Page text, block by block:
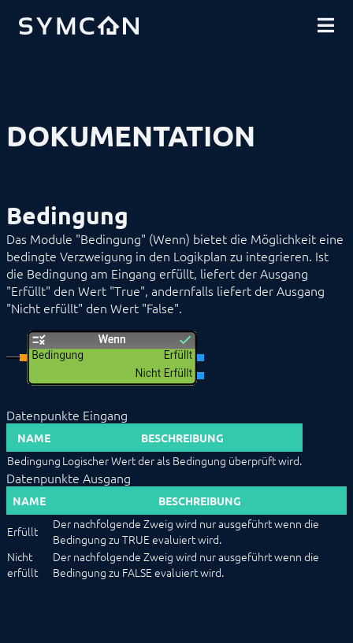
COMMUNITY
DOKUMENTATION
EINFÜHRUNG
INSTALLATION
Variablen
Automationen
Property-Editor
Repository
Aktionen
Bedingung
Bedingter Wert
Bedingung
Dokumentation: Kommentar
Informationen
Konstante Werte
Mapping
Sublogikplan
Umwandlung
Variablen lesen/schreiben
Vergleichen
Zeichenfläche
PHP-Skripte
Ereignisse
Medien
Links
Bedingung
Das Module "Bedingung" (Wenn) bietet die Möglichkeit eine
bedingte Verzweigung in den Logikplan zu integrieren. Ist
die Bedingung am Eingang erfüllt, liefert der Ausgang
"Erfüllt" den Wert "True", andernfalls liefert der Ausgang
"Nicht erfüllt" den Wert "False".
Datenpunkte Eingang
NAME BESCHREIBUNG
Bedingung Logischer Wert der als Bedingung überprüft wird.
Datenpunkte Ausgang
NAME BESCHREIBUNG
Erfüllt
Der nachfolgende Zweig wird nur ausgeführt wenn die
Bedingung zu TRUE evaluiert wird.
Nicht
erfüllt
Der nachfolgende Zweig wird nur ausgeführt wenn die
Bedingung zu FALSE evaluiert wird.